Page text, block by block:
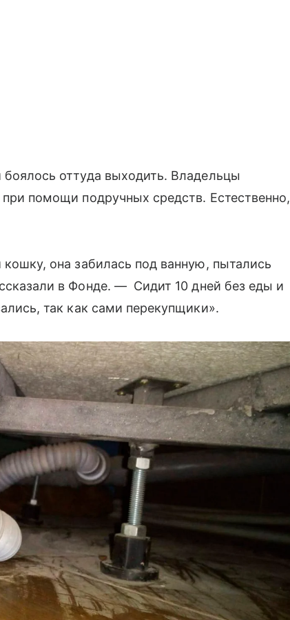
оттуда выходить. Владельцы
помощи подручных средств. Естественно,
она забилась под ванную, пытались
в Фонде. — Сидит 10 дней без еды и
так как сами перекупщики».